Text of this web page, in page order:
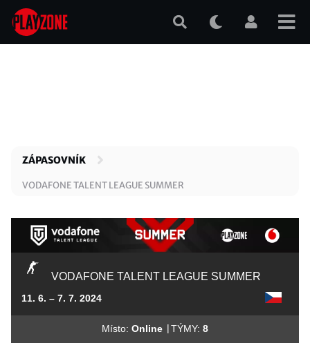
Přejít
hlavnímu
ZÁPASOVNÍK
VODAFONE TALENT LEAGUE SUMMER
VODAFONE TALENT LEAGUE SUMMER
11. 6. – 7. 7. 2024
Místo: Online |TÝMY: 8